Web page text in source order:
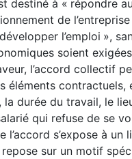
destiné à « répondre
de
l’emploi »,
soient
l’accord collectif
éléments
la durée du travail, le
qui refuse de se
l’accord s’expose à un
sur un motif